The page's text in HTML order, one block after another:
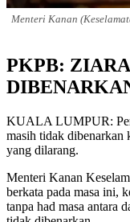
Menteri Kanan
PKPB:
KUALA LUMPUR:
masih tidak dibenarkan
yang dilarang.
Menteri Kanan
berkata pada masa ini,
tanpa had masa antara